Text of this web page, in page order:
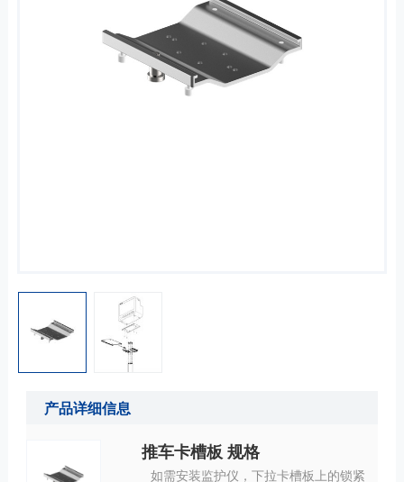
产品详细信息
推车卡槽板 规格
如需安装监护仪，下拉卡槽板上的锁紧